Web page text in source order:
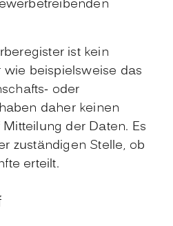
ist kein
beispielsweise das
oder
daher keinen
der Daten. Es
zuständigen Stelle, ob
erteilt.